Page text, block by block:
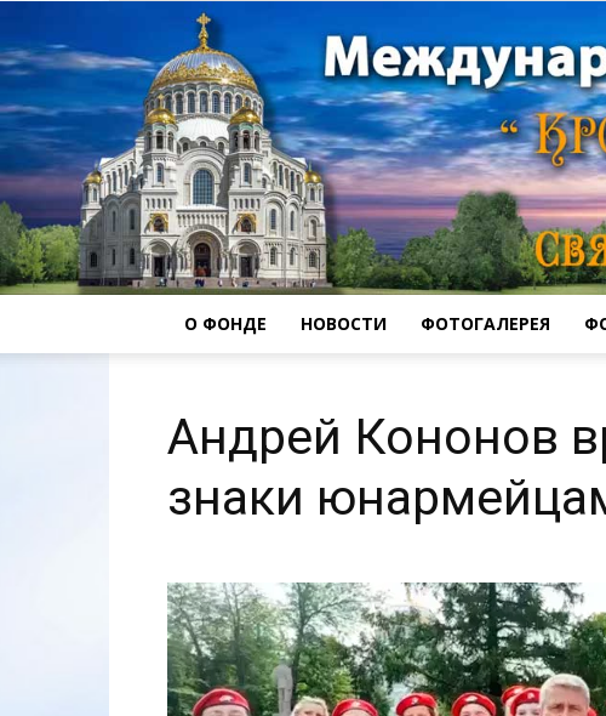
О ФОНДЕ НОВОСТИ ФОТОГАЛЕРЕЯ
Андрей Кононов
знаки